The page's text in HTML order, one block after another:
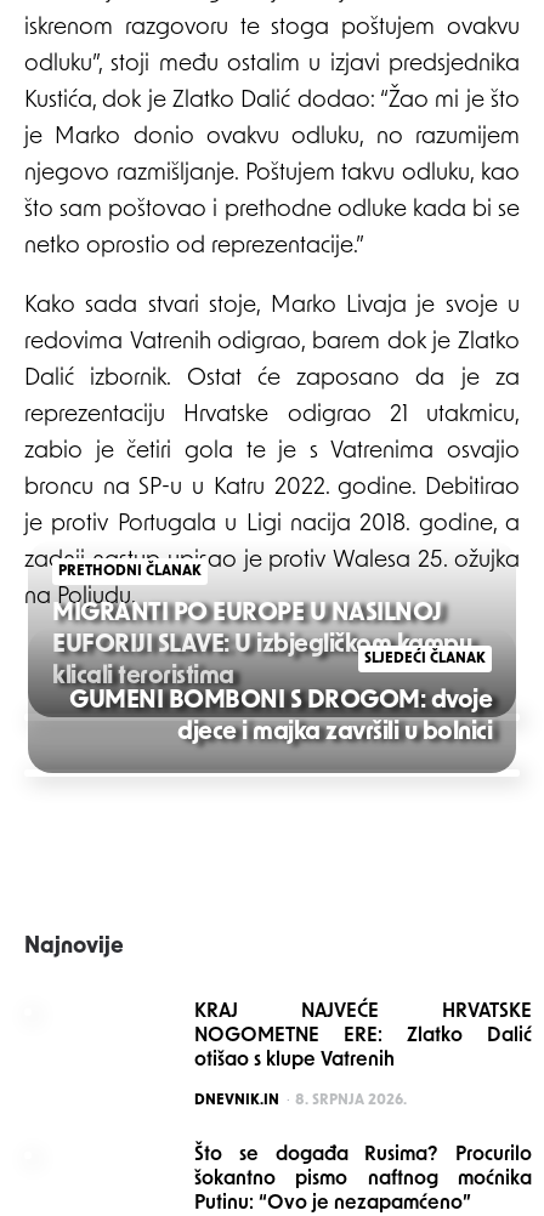
iskrenom razgovoru te stoga poštujem ovakvu
odluku”, stoji među ostalim u izjavi predsjednika
Kustića, dok je Zlatko Dalić dodao: “Žao mi je što
je Marko donio ovakvu odluku, no razumijem
njegovo razmišljanje. Poštujem takvu odluku, kao
što sam poštovao i prethodne odluke kada bi se
netko oprostio od reprezentacije.”
Kako sada stvari stoje, Marko Livaja je svoje u
redovima Vatrenih odigrao, barem dok je Zlatko
Dalić izbornik. Ostat će zaposano da je za
reprezentaciju Hrvatske odigrao 21 utakmicu,
zabio je četiri gola te je s Vatrenima osvajio
broncu na SP-u u Katru 2022. godine. Debitirao
je protiv Portugala u Ligi nacija 2018. godine, a
zadnji nastup upisao je protiv Walesa 25. ožujka
na Poljudu.
Post
navigation
PRETHODNI ČLANAK
MIGRANTI PO EUROPE U NASILNOJ
EUFORIJI SLAVE: U izbjegličkom kampu
klicali teroristima
SLJEDEĆI ČLANAK
GUMENI BOMBONI S DROGOM: dvoje
djece i majka završili u bolnici
Najnovije
KRAJ NAJVEĆE HRVATSKE
NOGOMETNE ERE: Zlatko Dalić
otišao s klupe Vatrenih
POSTED
DNEVNIK.IN 8. SRPNJA 2026.
Što se događa Rusima? Procurilo
šokantno pismo naftnog moćnika
Putinu: “Ovo je nezapamćeno”